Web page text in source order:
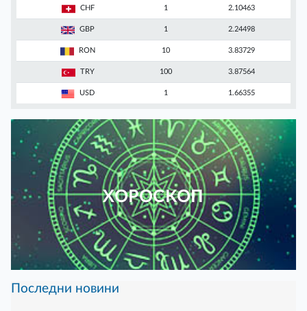
CHF 1 2.10463
GBP 1 2.24498
RON 10 3.83729
TRY 100 3.87564
USD 1 1.66355
ХОРОСКОП
Последни новини